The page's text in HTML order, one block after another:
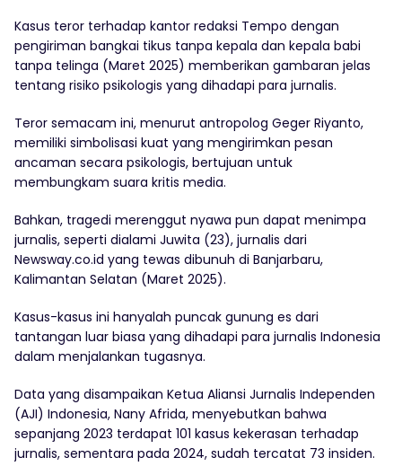
Kasus teror terhadap kantor redaksi Tempo dengan
pengiriman bangkai tikus tanpa kepala dan kepala babi
tanpa telinga (Maret 2025) memberikan gambaran jelas
tentang risiko psikologis yang dihadapi para jurnalis.
Teror semacam ini, menurut antropolog Geger Riyanto,
memiliki simbolisasi kuat yang mengirimkan pesan
ancaman secara psikologis, bertujuan untuk
membungkam suara kritis media.
Bahkan, tragedi merenggut nyawa pun dapat menimpa
jurnalis, seperti dialami Juwita (23), jurnalis dari
Newsway.co.id yang tewas dibunuh di Banjarbaru,
Kalimantan Selatan (Maret 2025).
Kasus-kasus ini hanyalah puncak gunung es dari
tantangan luar biasa yang dihadapi para jurnalis Indonesia
dalam menjalankan tugasnya.
Data yang disampaikan Ketua Aliansi Jurnalis Independen
(AJI) Indonesia, Nany Afrida, menyebutkan bahwa
sepanjang 2023 terdapat 101 kasus kekerasan terhadap
jurnalis, sementara pada 2024, sudah tercatat 73 insiden.